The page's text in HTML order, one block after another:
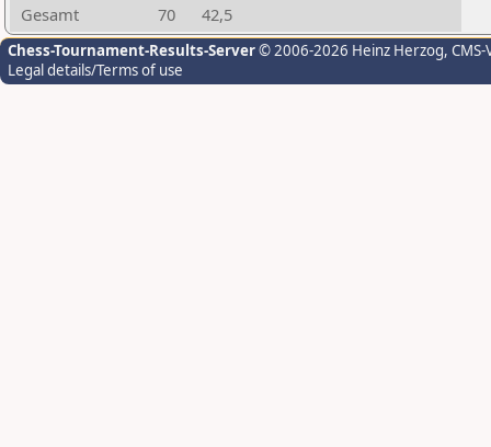
Gesamt
70 42,5
Chess-Tournament-Results-Server© 2006-2026 Heinz Herzog,
Legal details/Terms of use